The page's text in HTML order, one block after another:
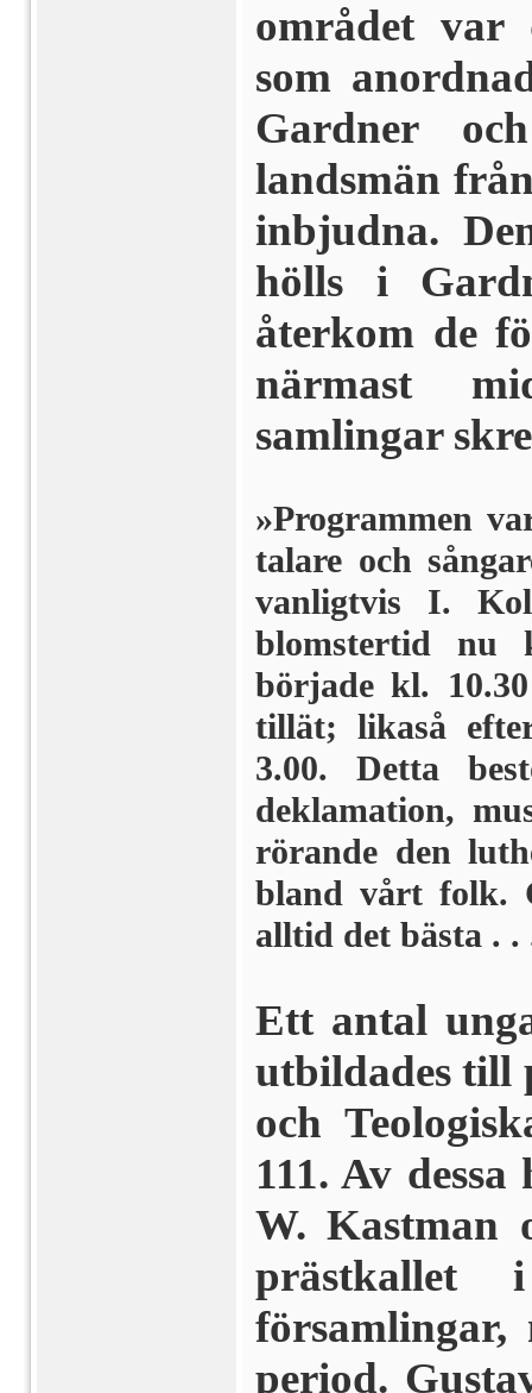
området var
som
Gardner
landsmän
inbjudna.
hölls i
återkom de
närmast
samlingar
»Programmen
talare och
vanligtvis I.
blomstertid nu
började kl.
tillät; likaså
3.00. Detta
deklamation,
rörande den
bland vårt folk.
alltid det bästa .
Ett antal
utbildades till
och
111. Av
W. Kastman
präst­kallet i
period.